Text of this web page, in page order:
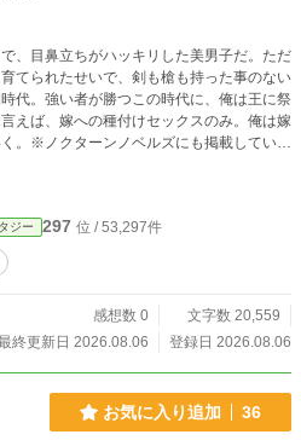
、目鼻立ちがハッキリした美男子だ。ただ
てられたせいで、剣も槍も持った事のない
代。強い者が勝つこの時代に、俺は王に祭
えば、嫁への種付けセックスのみ。俺は嫁
。※ノクターンノベルズにも掲載していま
ジー 297 位 / 53,297件
感想数 0
文字数 20,559
終更新日 2026.08.06
登録日 2026.08.06
お気に入り追加 36